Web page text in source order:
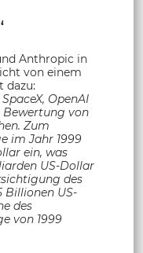
Anthropic in
von einem
dazu:
OpenAI
Bewertung von
Zum
im Jahr 1999
ein, was
US-Dollar
des
Billionen US-
des
von 1999